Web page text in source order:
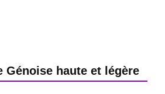
Génoise haute et légère